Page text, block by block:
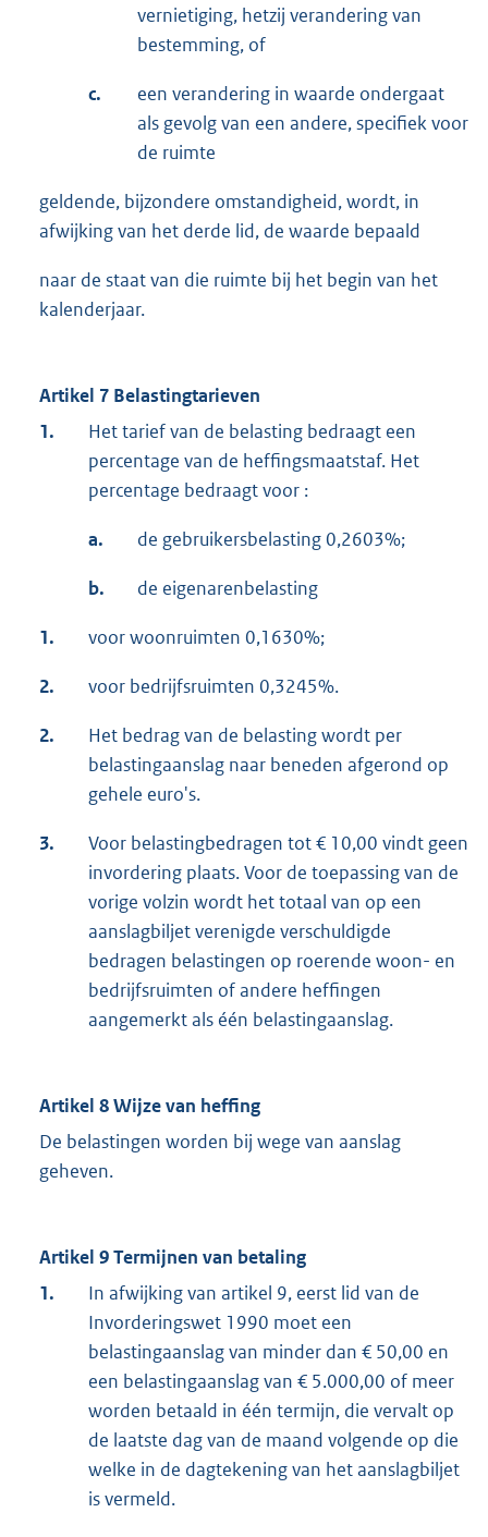
vernietiging, hetzij verandering van
bestemming, of
c.
een verandering in waarde ondergaat
als gevolg van een andere, specifiek voor
de ruimte
geldende, bijzondere omstandigheid, wordt, in
afwijking van het derde lid, de waarde bepaald
naar de staat van die ruimte bij het begin van het
kalenderjaar.
Artikel 7 Belastingtarieven
1.
Het tarief van de belasting bedraagt een
percentage van de heffingsmaatstaf. Het
percentage bedraagt voor :
a. de gebruikersbelasting 0,2603%;
b. de eigenarenbelasting
1. voor woonruimten 0,1630%;
2. voor bedrijfsruimten 0,3245%.
2.
Het bedrag van de belasting wordt per
belastingaanslag naar beneden afgerond op
gehele euro's.
3.
Voor belastingbedragen tot € 10,00 vindt geen
invordering plaats. Voor de toepassing van de
vorige volzin wordt het totaal van op een
aanslagbiljet verenigde verschuldigde
bedragen belastingen op roerende woon- en
bedrijfsruimten of andere heffingen
aangemerkt als één belastingaanslag.
Artikel 8 Wijze van heffing
De belastingen worden bij wege van aanslag
geheven.
Artikel 9 Termijnen van betaling
1.
In afwijking van artikel 9, eerst lid van de
Invorderingswet 1990 moet een
belastingaanslag van minder dan € 50,00 en
een belastingaanslag van € 5.000,00 of meer
worden betaald in één termijn, die vervalt op
de laatste dag van de maand volgende op die
welke in de dagtekening van het aanslagbiljet
is vermeld.